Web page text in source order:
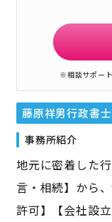
※相談サポー
藤原祥男行政書
事務所紹介
地元に密着した
言・相続】から
許可】【会社設